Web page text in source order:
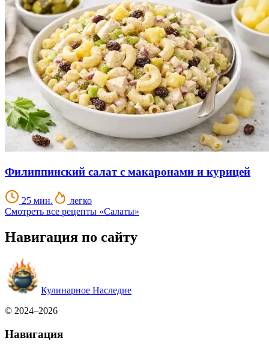
Филиппинский салат с макаронами и курицей
25 мин.
легко
Смотреть все рецепты «Салаты»
Навигация по сайту
Кулинарное Наследие
© 2024–2026
Навигация